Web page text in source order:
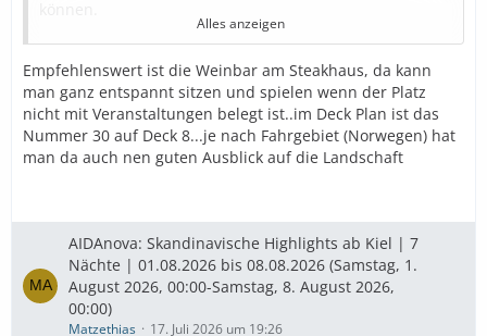
Auf der Blu fanden wir es u.a ganz schön vorne in der
Lounge zu sitzen und mit Aussicht auch in Ruhe ein
bisschen spielen zu können.
Gibt's ähnlich ruhige Orte mit guter Aussicht auch auf
der Perla?
Viele Grüße
Alles anzeigen
Empfehlenswert ist die Weinbar am Steakhaus, da kann
man ganz entspannt sitzen und spielen wenn der Platz
nicht mit Veranstaltungen belegt ist..im Deck Plan ist das
Nummer 30 auf Deck 8...je nach Fahrgebiet (Norwegen) hat
man da auch nen guten Ausblick auf die Landschaft
AIDAnova: Skandinavische Highlights ab Kiel | 7
Nächte | 01.08.2026 bis 08.08.2026 (Samstag, 1.
August 2026, 00:00-Samstag, 8. August 2026,
00:00)
Matzethias 17. Juli 2026 um 19:26